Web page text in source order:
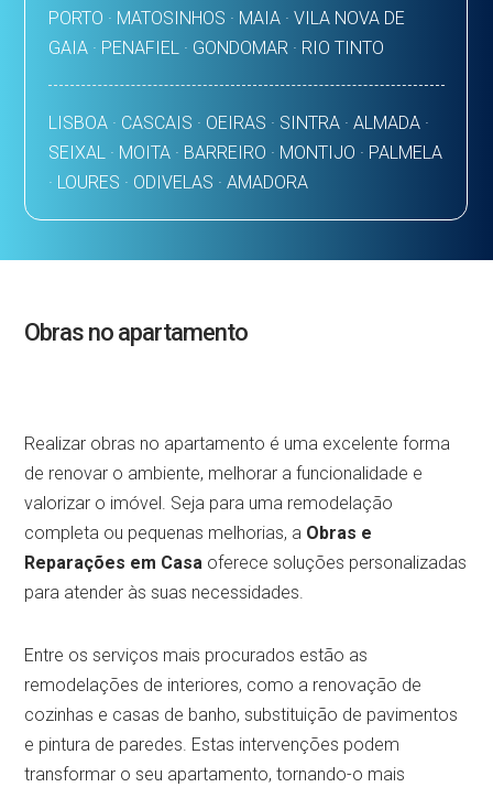
PORTO · MATOSINHOS · MAIA · VILA NOVA DE
GAIA · PENAFIEL · GONDOMAR · RIO TINTO
LISBOA · CASCAIS · OEIRAS · SINTRA · ALMADA ·
SEIXAL · MOITA · BARREIRO · MONTIJO · PALMELA
· LOURES · ODIVELAS · AMADORA
Obras no apartamento
Realizar obras no apartamento é uma excelente forma
de renovar o ambiente, melhorar a funcionalidade e
valorizar o imóvel. Seja para uma remodelação
completa ou pequenas melhorias, a Obras e
Reparações em Casa oferece soluções personalizadas
para atender às suas necessidades.
Entre os serviços mais procurados estão as
remodelações de interiores, como a renovação de
cozinhas e casas de banho, substituição de pavimentos
e pintura de paredes. Estas intervenções podem
transformar o seu apartamento, tornando-o mais